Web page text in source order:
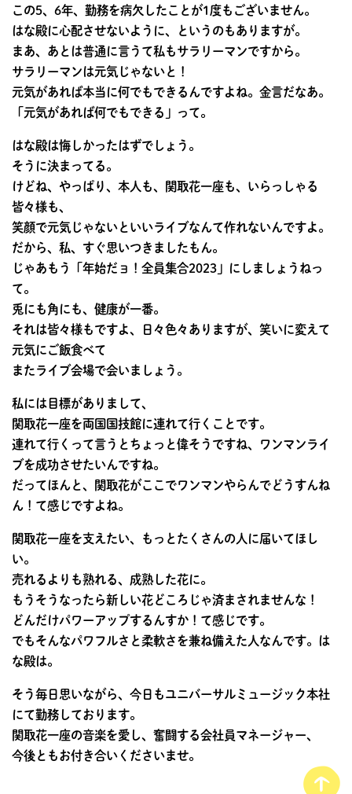
この5、6年、勤務を病欠したことが1度もございません。
はな殿に心配させないように、というのもありますが。
まあ、あとは普通に言うて私もサラリーマンですから。
サラリーマンは元気じゃないと！
元気があれば本当に何でもできるんですよね。金言だなあ。
「元気があれば何でもできる」って。
はな殿は悔しかったはずでしょう。
そうに決まってる。
けどね、やっぱり、本人も、関取花一座も、いらっしゃる
皆々様も、
笑顔で元気じゃないといいライブなんて作れないんですよ。
だから、私、すぐ思いつきましたもん。
じゃあもう「年始だョ！全員集合2023」にしましょうねっ
て。
兎にも角にも、健康が一番。
それは皆々様もですよ、日々色々ありますが、笑いに変えて
元気にご飯食べて
またライブ会場で会いましょう。
私には目標がありまして、
関取花一座を両国国技館に連れて行くことです。
連れて行くって言うとちょっと偉そうですね、ワンマンライ
ブを成功させたいんですね。
だってほんと、関取花がここでワンマンやらんでどうすんね
ん！て感じですよね。
関取花一座を支えたい、もっとたくさんの人に届いてほし
い。
売れるよりも熟れる、成熟した花に。
もうそうなったら新しい花どころじゃ済まされませんな！
どんだけパワーアップするんすか！て感じです。
でもそんなパワフルさと柔軟さを兼ね備えた人なんです。は
な殿は。
そう毎日思いながら、今日もユニバーサルミュージック本社
にて勤務しております。
関取花一座の音楽を愛し、奮闘する会社員マネージャー、
今後ともお付き合いくださいませ。